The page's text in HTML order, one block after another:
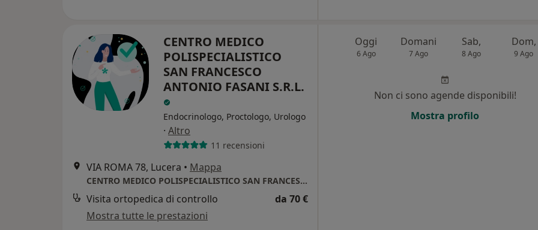
CENTRO MEDICO
POLISPECIALISTICO
SAN FRANCESCO
ANTONIO FASANI S.R.L.
Endocrinologo, Proctologo, Urologo
· Altro
11 recensioni
VIA ROMA 78, Lucera • Mappa
CENTRO MEDICO POLISPECIALISTICO SAN FRANCESCO ANTONIO FASANI S.R.L.
Visita ortopedica di controllo
da 70 €
Mostra tutte le prestazioni
Oggi
6 Ago
Domani
7 Ago
Sab,
8 Ago
Dom,
9 Ago
Non ci sono agende disponibili!
Mostra profilo